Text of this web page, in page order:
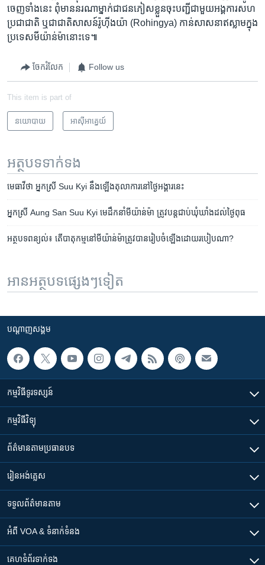
ចេញ​ទាំង​នេះ ពុំ​មាន​នរណា​ម្នាក់​ជា​ជន​ភៀសខ្លួន​ចុះ​បញ្ជី​ជាមួយ​អង្គការ​សហ
ប្រជាជាតិ ឬ​ជា​ជាតិ​សាសន៍​រ៉ូហ៊ីងយ៉ា (Rohingya) កាន់​សាសនា​ឥស្លាម​ក្នុង​
ប្រទេស​មីយ៉ាន់ម៉ា​នោះ​ទេ៕
ចែករំលែក Follow us
This item is part of
នយោបាយ អាស៊ី​អាគ្នេយ៍
អត្ថបទ​ទាក់ទង
មេធាវី​ថា អ្នកស្រី Suu Kyi នឹង​ឡើង​តុលាការ​នៅ​ថ្ងៃ​អង្គារ​នេះ
អ្នកស្រី Aung San Suu Kyi មេដឹកនាំ​​មីយ៉ាន់ម៉ា ត្រូវ​បន្ត​ជាប់​ឃុំឃាំង​ដល់​ថ្ងៃ​ពុធ
អត្ថបទ​ពន្យល់៖ តើ​បាតុកម្ម​នៅ​មីយ៉ាន់ម៉ា​ត្រូវ​បាន​រៀបចំ​ឡើង​ដោយ​របៀប​ណា?
អានអត្ថបទផ្សេងៗទៀត
បណ្តាញ​សង្គម
កម្មវិធី​ទូរទស្សន៍
កម្មវិធី​វិទ្យុ
ព័ត៌មាន​តាមប្រធានបទ​
រៀន​​អង់គ្លេស
ទទួល​ព័ត៌មាន​តាម
អំពី​ VOA & ទំនាក់ទំនង
គេហទំព័រ​​ទាក់ទង